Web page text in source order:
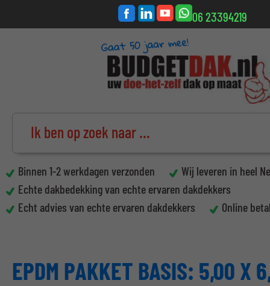
06 23394219
Binnen 1-2 werkdagen verzonden
Wij leveren in heel
Echte dakbedekking van echte ervaren dakdekkers
Echt advies van echte ervaren dakdekkers
Online
EPDM PAKKET BASIS: 5,00 X